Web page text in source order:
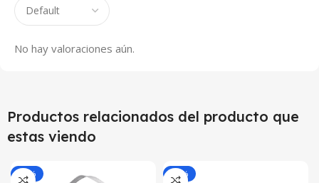
No hay valoraciones aún.
Productos relacionados del producto que
estas viendo
-25% -25%